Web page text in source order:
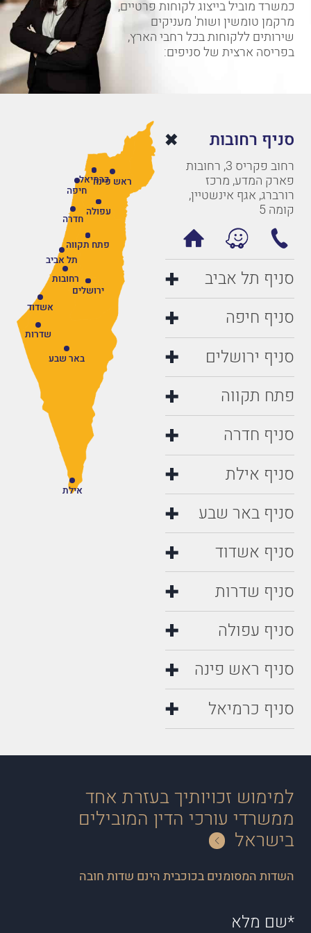
מרקמן טומשין ושות' מעניקים
שירותים ללקוחות בכל רחבי הארץ,
בפריסה ארצית של סניפים:
סניף רחובות
פארק המדע, מרכז
רורברג, אגף אינשטיין,
קומה 5
סניף תל אביב
סניף חיפה
סניף ירושלים
פתח תקווה
סניף חדרה
סניף אילת
סניף באר שבע
סניף אשדוד
סניף שדרות
סניף עפולה
סניף ראש פינה
סניף כרמיאל
רחובות
תל אביב
חיפה
ירושלים
פתח תקווה
חדרה
אילת
באר שבע
אשדוד
שדרות
עפולה
ראש פינהכרמיאל
למימוש זכויותיך בעזרת אחד
ממשרדי עורכי הדין המובילים
בישראל